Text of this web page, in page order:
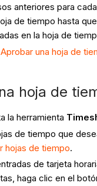
anteriores para
de tiempo hasta
en la hoja de
Aprobar una hoja de
hoja de
la herramienta
de tiempo que
hojas de tiempo.
de tarjeta
haga clic en el